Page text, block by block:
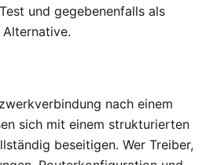
und gegebenenfalls als
nach einem
sich mit einem strukturierten
beseitigen. Wer Treiber,